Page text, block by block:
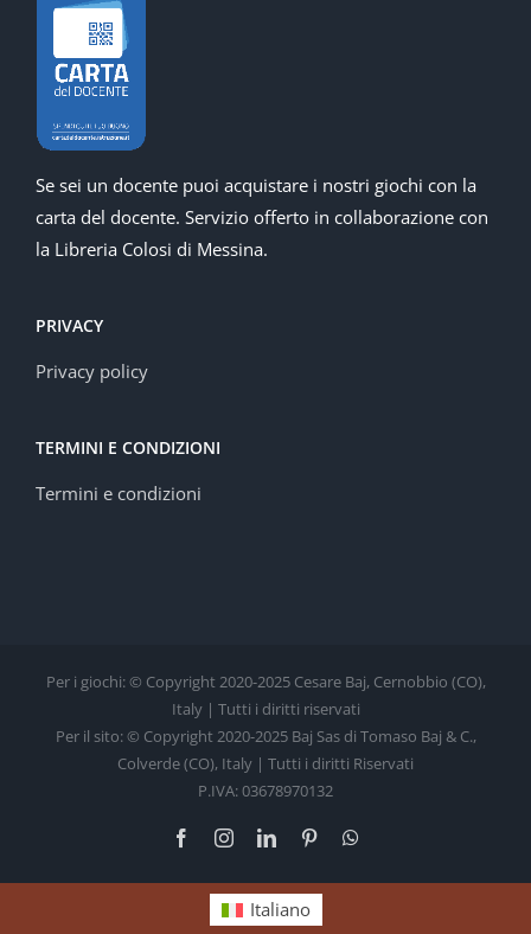
Se sei un docente puoi acquistare i nostri giochi con la
carta del docente. Servizio offerto in collaborazione con
la Libreria Colosi di Messina.
PRIVACY
Privacy policy
TERMINI E CONDIZIONI
Termini e condizioni
Per i giochi: © Copyright 2020-2025 Cesare Baj, Cernobbio (CO),
Italy | Tutti i diritti riservati
Per il sito: © Copyright 2020-2025 Baj Sas di Tomaso Baj & C.,
Colverde (CO), Italy | Tutti i diritti Riservati
P.IVA: 03678970132
FacebookInstagramLinkedInPinterest
Italiano